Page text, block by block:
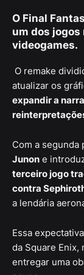
O Final
um dos
videogames.
O remake
atualizar os
expandir a
Com a
Junon e
terceiro jogo
contra
a lendária
Essa
da Square Enix,
entregar uma